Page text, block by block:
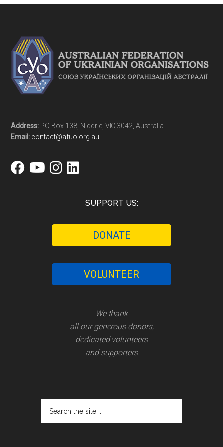
Address: PO Box 138, Niddrie, VIC 3042, Australia
Email: contact@afuo.org.au
SUPPORT US:
DONATE
VOLUNTEER
We thank
all our generous donors,
dedicated volunteers
and supporters